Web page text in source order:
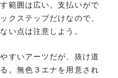
範囲は広い。支払いがで
クステップだけなので、
い点は注意しよう。
すいアーツだが、抜け道
。無色３エナを用意され